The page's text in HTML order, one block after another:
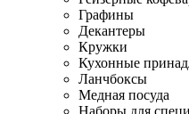
Графины
Декантеры
Кружки
Кухонные
Ланчбоксы
Медная посуда
Наборы для